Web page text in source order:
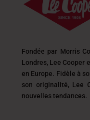
Fondée par Morris
Londres, Lee Cooper
en Europe. Fidèle à
son originalité, Lee
nouvelles tendances.